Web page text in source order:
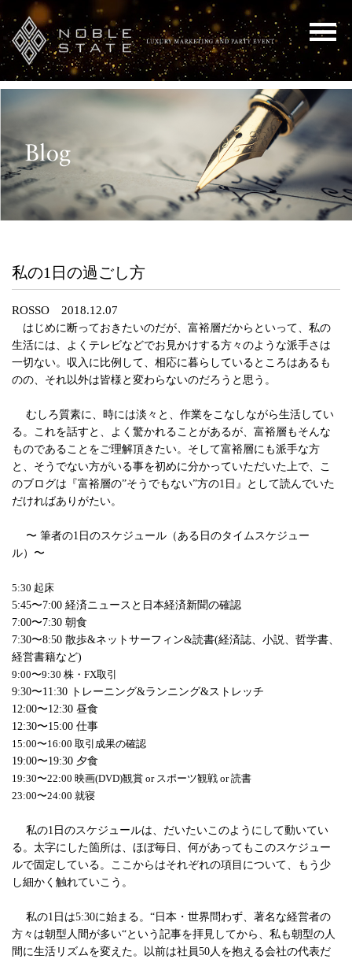
私の1日の過ごし方
ROSSO 2018.12.07
はじめに断っておきたいのだが、富裕層だからといって、私の
生活には、よくテレビなどでお見かけする方々のような派手さは
一切ない。収入に比例して、相応に暮らしているところはあるも
のの、それ以外は皆様と変わらないのだろうと思う。
むしろ質素に、時には淡々と、作業をこなしながら生活してい
る。これを話すと、よく驚かれることがあるが、富裕層もそんな
ものであることをご理解頂きたい。そして富裕層にも派手な方
と、そうでない方がいる事を初めに分かっていただいた上で、こ
のブログは『富裕層の”そうでもない”方の1日』として読んでいた
だければありがたい。
〜 筆者の1日のスケジュール（ある日のタイムスケジュー
ル）〜
5:30 起床
5:45〜7:00 経済ニュースと日本経済新聞の確認
7:00〜7:30 朝食
7:30〜8:50 散歩&ネットサーフィン&読書(経済誌、小説、哲学書、
経営書籍など)
9:00〜9:30 株・FX取引
9:30〜11:30 トレーニング&ランニング&ストレッチ
12:00〜12:30 昼食
12:30〜15:00 仕事
15:00〜16:00 取引成果の確認
19:00〜19:30 夕食
19:30〜22:00 映画(DVD)観賞 or スポーツ観戦 or 読書
23:00〜24:00 就寝
私の1日のスケジュールは、だいたいこのようにして動いてい
る。太字にした箇所は、ほぼ毎日、何があってもこのスケジュー
ルで固定している。ここからはそれぞれの項目について、もう少
し細かく触れていこう。
私の1日は5:30に始まる。“日本・世界問わず、著名な経営者の
方々は朝型人間が多い“という記事を拝見してから、私も朝型の人
間に生活リズムを変えた。以前は社員50人を抱える会社の代表だ